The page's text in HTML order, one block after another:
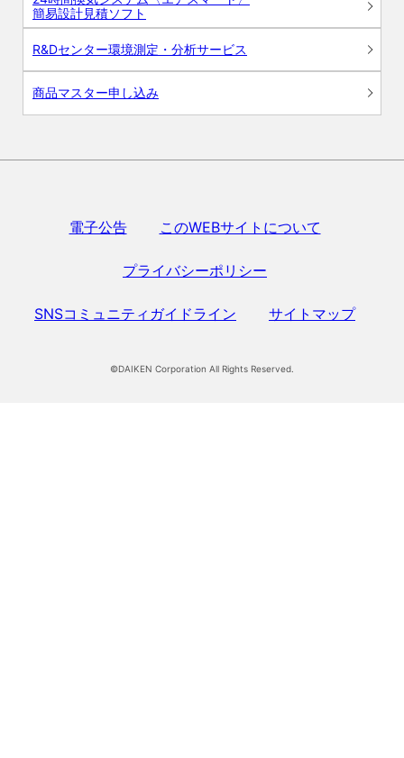
簡易設計見積ソフト
R&Dセンター環境測定・分析サービス
商品マスター申し込み
電子公告 このWEBサイトについて
プライバシーポリシー
SNSコミュニティガイドライン サイトマップ
©DAIKEN Corporation All Rights Reserved.